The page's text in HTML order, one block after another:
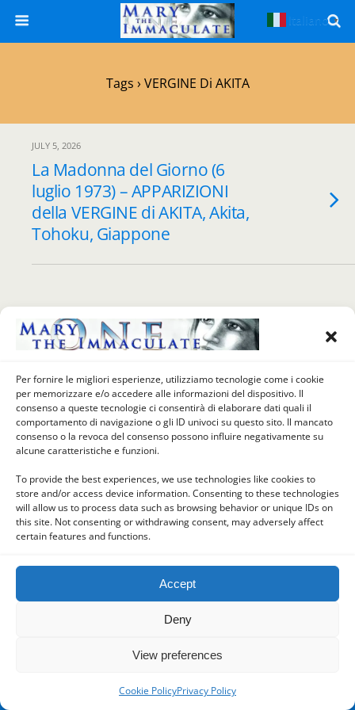
Per fornire le migliori esperienze, utilizziamo tecnologie come i cookie
per memorizzare e/o accedere alle informazioni del dispositivo. Il
consenso a queste tecnologie ci consentirà di elaborare dati quali il
comportamento di navigazione o gli ID univoci su questo sito. Il mancato
consenso o la revoca del consenso possono influire negativamente su
alcune caratteristiche e funzioni.
To provide the best experiences, we use technologies like cookies to
store and/or access device information. Consenting to these technologies
will allow us to process data such as browsing behavior or unique IDs on
this site. Not consenting or withdrawing consent, may adversely affect
certain features and functions.
Accept
Deny
View preferences
Cookie PolicyPrivacy Policy
Tags › VERGINE Di AKITA
JULY 5, 2026
La Madonna del Giorno (6
luglio 1973) – APPARIZIONI
della VERGINE di AKITA, Akita,
Tohoku, Giappone
Back to top
Mobile Desktop
Italiano ▼
Powered by
WPtouch Mobile Suite for WordPress